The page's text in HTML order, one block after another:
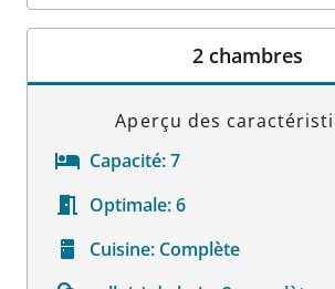
Détails sur la chambre
2 chambres
Aperçu des
Capacité:7
Optimale:6
Cuisine: Complète